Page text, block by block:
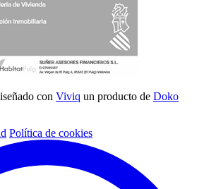
con Viviq un producto de Doko
Política de cookies